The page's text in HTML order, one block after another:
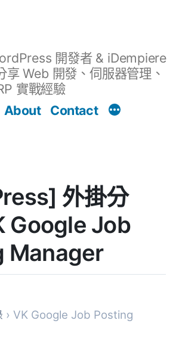
開發者 & iDempiere
Web 開發、伺服器管理、
實戰經驗
About Contact
外掛分
Google Job
Manager
› VK Google Job Posting
Filter